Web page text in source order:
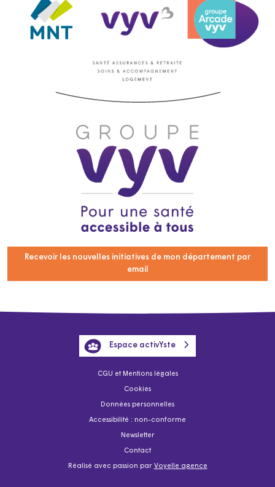
Recevoir les nouvelles initiatives de mon département par
email
CGU et Mentions légales
Cookies
Données personnelles
Accessibilité : non-conforme
Newsletter
Contact
Réalisé avec passion par Voyelle agence
Espace activYste